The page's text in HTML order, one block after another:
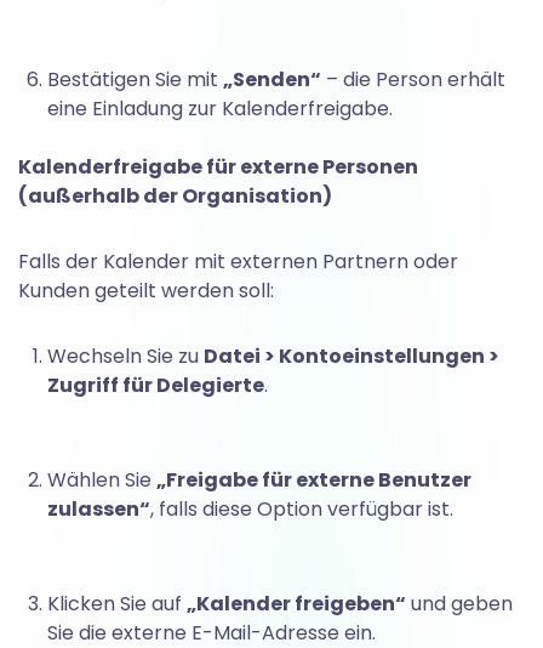
e
i
g
e
b
e
n
Bestätigen Sie mit „Senden“ – die Person erhält
eine Einladung zur Kalenderfreigabe.
Kalenderfreigabe für externe Personen
(außerhalb der Organisation)
Falls der Kalender mit externen Partnern oder
Kunden geteilt werden soll:
Wechseln Sie zu Datei > Kontoeinstellungen >
Zugriff für Delegierte.
Wählen Sie „Freigabe für externe Benutzer
zulassen“, falls diese Option verfügbar ist.
Klicken Sie auf „Kalender freigeben“ und geben
Sie die externe E-Mail-Adresse ein.